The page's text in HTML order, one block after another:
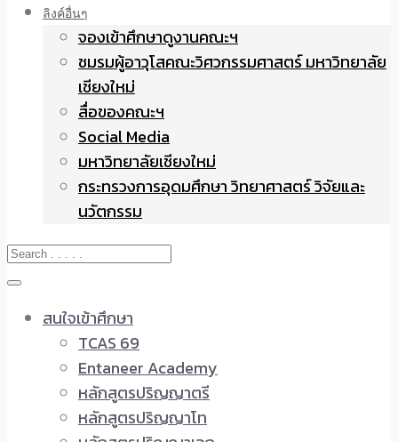
ลิงค์อื่นๆ
จองเข้าศึกษาดูงานคณะฯ
ชมรมผู้อาวุโสคณะวิศวกรรมศาสตร์ มหาวิทยาลัย
เชียงใหม่
สื่อของคณะฯ
Social Media
มหาวิทยาลัยเชียงใหม่
กระทรวงการอุดมศึกษา วิทยาศาสตร์ วิจัยและ
นวัตกรรม
สนใจเข้าศึกษา
TCAS 69
Entaneer Academy
หลักสูตรปริญญาตรี
หลักสูตรปริญญาโท